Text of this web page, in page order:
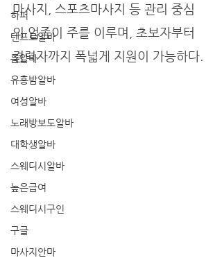
하퍼
텐프로알바
룸알바
유흥밤알바
여성알바
노래방보도알바
대학생알바
스웨디시알바
높은급여
스웨디시구인
구글
마사지안마
마사지, 스포츠마사지 등 관리 중심
의 업종이 주를 이루며, 초보자부터
경력자까지 폭넓게 지원이 가능하다.